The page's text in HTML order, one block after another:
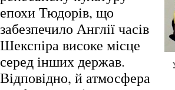
епохи Тюдорів, що
забезпечило Англії часів
Шекспіра високе місце
серед інших держав.
Відповідно, й атмосфера